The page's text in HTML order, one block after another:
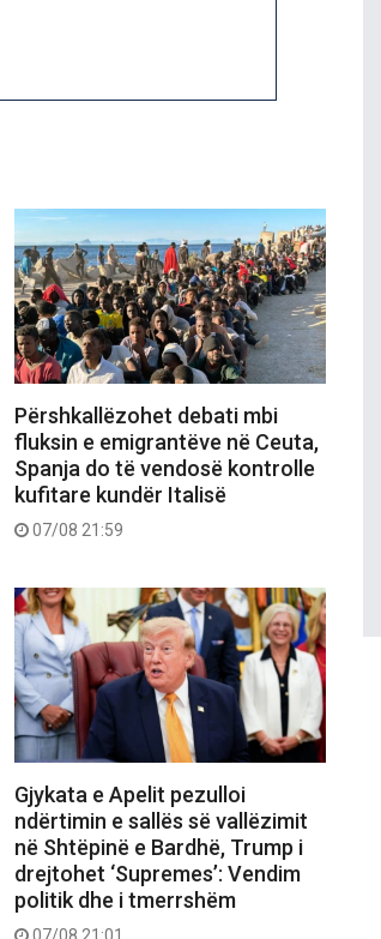
Përshkallëzohet debati mbi
fluksin e emigrantëve në Ceuta,
Spanja do të vendosë kontrolle
kufitare kundër Italisë
07/08 21:59
Gjykata e Apelit pezulloi
ndërtimin e sallës së vallëzimit
në Shtëpinë e Bardhë, Trump i
drejtohet ‘Supremes’: Vendim
politik dhe i tmerrshëm